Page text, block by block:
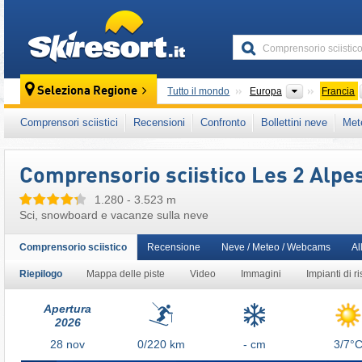
Seleziona Regione Tutto il mondo Europa Continenti
Francia
Questo comprensorio sciistico è presente
Rodano-Alpi
Francia Meridionale Alpi
Comprensori sciistici Recensioni Confronto Bollettini neve
Comprensorio sciistico Les 2
1.280 - 3.523 m
Sci, snowboard e vacanze sulla neve
Comprensorio sciistico
Riepilogo Mappa delle piste Video Immagini Impianti di
Recensione Neve / Meteo / Webcams
Apertura
2026
28 nov 0/220km - cm 3/7°C